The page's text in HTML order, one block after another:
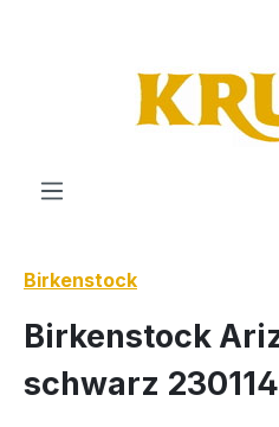
Birkenstock
Birkenstock
schwarz 230114